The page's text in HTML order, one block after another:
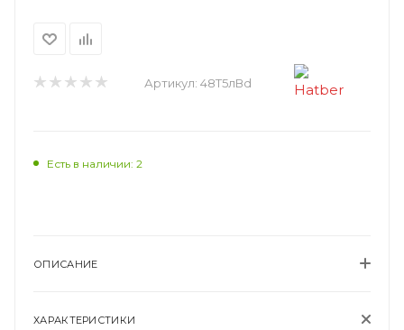
Артикул: 48Т5лВd
Есть в наличии: 2
ОПИСАНИЕ
ХАРАКТЕРИСТИКИ